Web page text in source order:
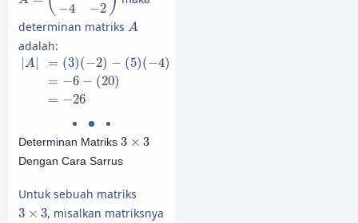
−4 −2
determinan matriks A
A
adalah:
A = (3)(−2) − (5)(−4)
= −6 − (20)
= −26
|A| =(3)(−2 −( −4)= 6−
Determinan Matriks 3 × 3
3 × 3
Dengan Cara Sarrus
Untuk sebuah matriks
3 × 3
3 ×3 , misalkan matriksnya